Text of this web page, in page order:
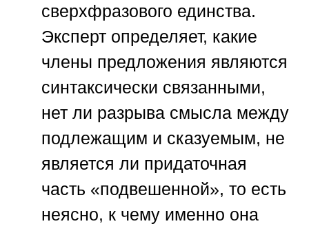
сверхфразового единства.
Эксперт определяет, какие
члены предложения являются
синтаксически связанными,
нет ли разрыва смысла между
подлежащим и сказуемым, не
является ли придаточная
часть «подвешенной», то есть
неясно, к чему именно она